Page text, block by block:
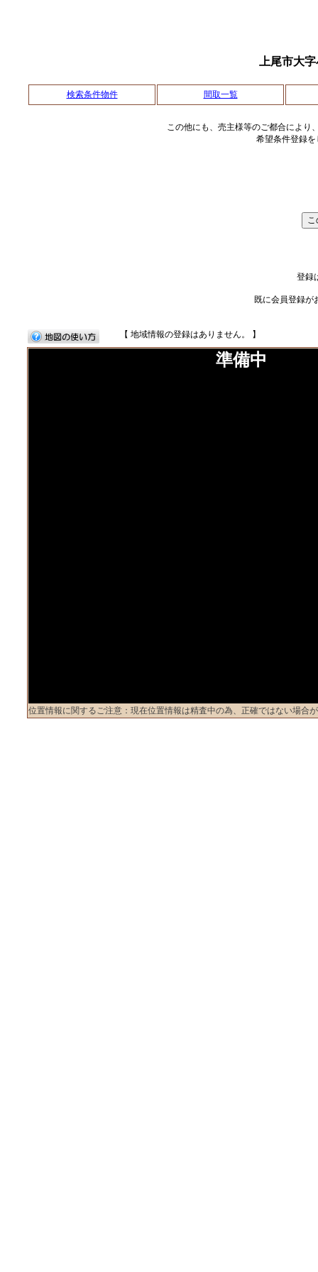
上尾市大
検索条件物件 間取一覧
この他にも、売主様等のご都合により
希望条件登録
登録
既に会員登録
【 地域情報の登録はありません。 】
準備中
位置情報に関するご注意：現在位置情報は精査中の為、正確ではない場合